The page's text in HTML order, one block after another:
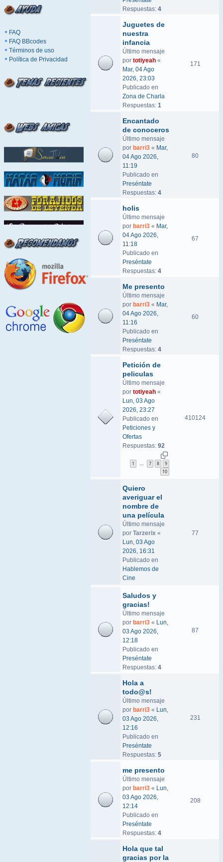
FAQ
FAQ BBcodes
Términos de uso
Política de Privacidad
Respuestas: 4
Juguetes de
nuestra
infancia
Último mensaje
por totiyeah «
Mar, 04 Ago
2026, 23:03
Publicado en
Zona de Charla
Respuestas: 1
171
Encantado
de conoceros
Último mensaje
por barri3 « Mar,
04 Ago 2026,
11:19
Publicado en
Preséntate
Respuestas: 4
80
holis
Último mensaje
por barri3 « Mar,
04 Ago 2026,
11:18
Publicado en
Preséntate
Respuestas: 4
67
Me presento
Último mensaje
por barri3 « Mar,
04 Ago 2026,
11:16
Publicado en
Preséntate
Respuestas: 4
60
Petición de
peliculas
Último mensaje
por totiyeah «
Lun, 03 Ago
2026, 23:27
Publicado en
Peticiones y
Ofertas
Respuestas: 92
1 7 8
9
10
410124
Quiero
averiguar el
nombre de
una película
Último mensaje
por Tarzerix «
Lun, 03 Ago
2026, 16:31
Publicado en
Hablemos de
Cine
77
Saludos y
gracias!
Último mensaje
por barri3 « Lun,
03 Ago 2026,
12:18
Publicado en
Preséntate
Respuestas: 4
87
Hola a
todo@s!
Último mensaje
por barri3 « Lun,
03 Ago 2026,
12:16
Publicado en
Preséntate
Respuestas: 5
231
me presento
Último mensaje
por barri3 « Lun,
03 Ago 2026,
12:14
Publicado en
Preséntate
Respuestas: 4
208
Hola que tal
gracias por la